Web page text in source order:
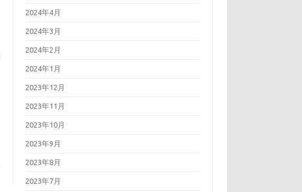
2024年4月
2024年3月
2024年2月
2024年1月
2023年12月
2023年11月
2023年10月
2023年9月
2023年8月
2023年7月